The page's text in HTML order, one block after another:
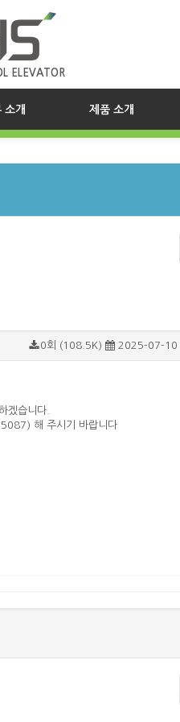
ELEVATOR
소개 제품 소개
0회 (108.5K) 2025-07-10
겠습니다.
해 주시기 바랍니다